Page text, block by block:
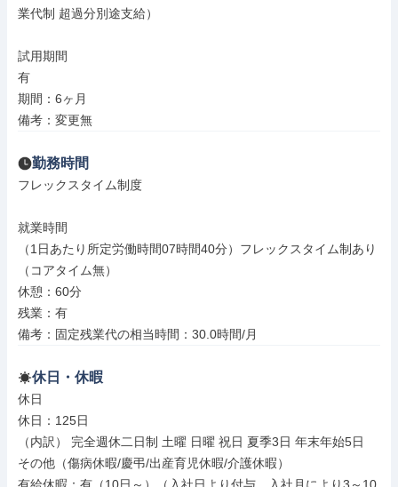
業代制 超過分別途支給）
試用期間
有
期間：6ヶ月
備考：変更無
勤務時間
フレックスタイム制度
就業時間
（1日あたり所定労働時間07時間40分）フレックスタイム制あり
（コアタイム無）
休憩：60分
残業：有
備考：固定残業代の相当時間：30.0時間/月
休日・休暇
休日
休日：125日
（内訳） 完全週休二日制 土曜 日曜 祝日 夏季3日 年末年始5日
その他（傷病休暇/慶弔/出産育児休暇/介護休暇）